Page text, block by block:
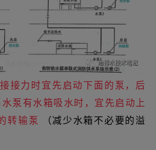
接力时宜先启动下面的泵，后
水泵有水箱吸水时，宜先启动上
转输泵
（减少水箱不必要的溢